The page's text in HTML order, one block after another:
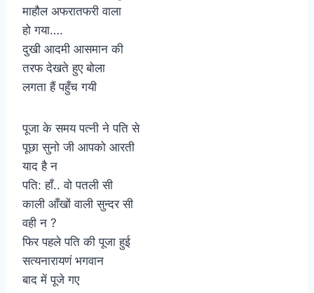
माहौल अफरातफरी वाला
हो गया….
दुखी आदमी आसमान की
तरफ देखते हुए बोला
लगता हैं पहुँच गयी
पूजा के समय पत्नी ने पति से
पूछा सुनो जी आपको आरती
याद है न
पति: हाँ.. वो पतली सी
काली आँखों वाली सुन्दर सी
वही न ?
फिर पहले पति की पूजा हुई
सत्यनारायणं भगवान
बाद में पूजे गए